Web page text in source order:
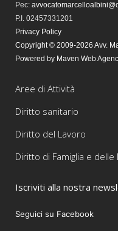
Pec:
P.I. 02457331201
Privacy Policy
Copyright © 2009-2026 Avv.
Powered by Maven Web
Aree di Attività
Diritto sanitario
Diritto del Lavoro
Diritto di Famiglia e
Iscriviti alla nostra
Seguici su Facebook